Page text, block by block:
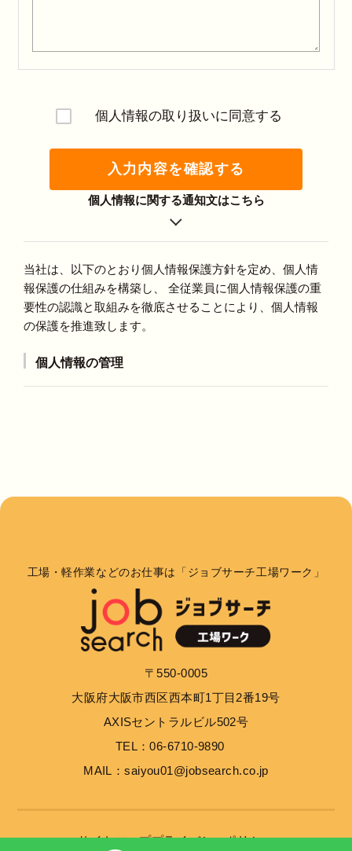
個人情報の取り扱いに同意する
入力内容を確認する
個人情報に関する通知文はこちら
当社は、以下のとおり個人情報保護方針を定め、個人情
報保護の仕組みを構築し、 全従業員に個人情報保護の重
要性の認識と取組みを徹底させることにより、個人情報
の保護を推進致します。
個人情報の管理
当社は、お客さまの個人情報を正確かつ最新の状態に
連絡や業務のご案内やご質問に対する回答として、電
子メールや資料のご送付に利用いたします。
個人情報の第三者への開示・提供の禁止
管理し、次のいずれかに該当する場合を除き、個人情
報を第三者に開示いたしません。 お客さまの同意が
ある場合 お客さまが希望されるサービスを行なうた
工場・軽作業などのお仕事は「ジョブサーチ工場ワーク」
〒550-0005
大阪府大阪市西区西本町1丁目2番19号
AXISセントラルビル502号
TEL：06-6710-9890
MAIL：saiyou01@jobsearch.co.jp
サイトマッププライバシーポリシー